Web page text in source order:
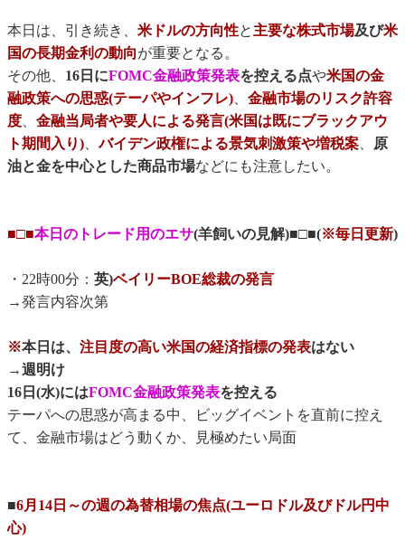
本日は、引き続き、 米ドルの方向性と主要な株式市場及び米
国の長期金利の動向が重要となる。
その他、 16日にFOMC金融政策発表を控える点や米国の金
融政策への思惑(テーパやインフレ)、 金融市場のリスク許容
度、 金融当局者や要人による発言(米国は既にブラックアウ
ト期間入り)、バイデン政権による景気刺激策や増税案、 原
油と金を中心とした商品市場などにも注意したい。
■□■本日のトレード用のエサ(羊飼いの見解)■□■(※毎日更新)
・22時00分： 英)ベイリーBOE総裁の発言
→発言内容次第
※本日は、 注目度の高い米国の経済指標の発表はない
→週明け
16日(水)にはFOMC金融政策発表を控える
テーパへの思惑が高まる中、ビッグイベントを直前に控え
て、金融市場はどう動くか、見極めたい局面
■6月14日～の週の為替相場の焦点(ユーロドル及びドル円中
心)